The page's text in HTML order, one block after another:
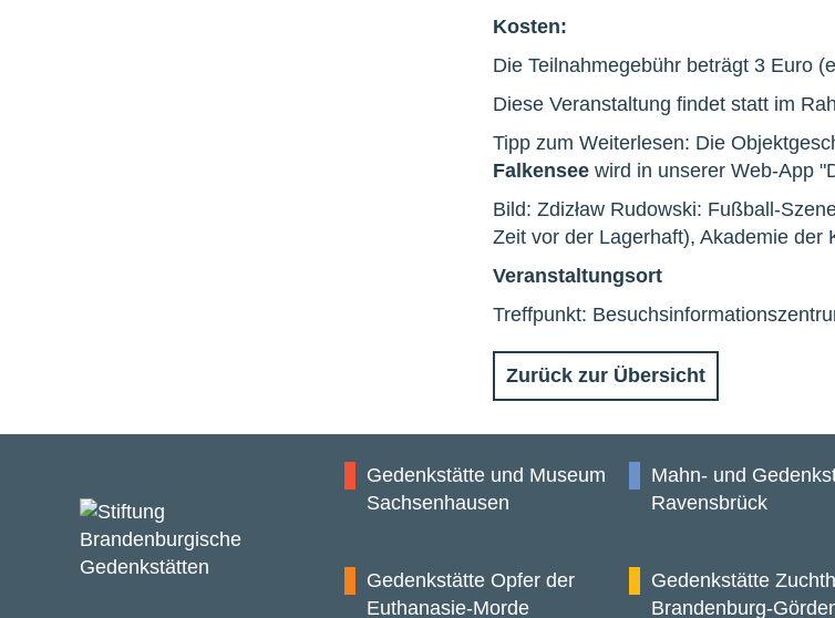
Kosten:
Die Teilnahmegebühr beträgt 3 Euro
Diese Veranstaltung findet statt im
Tipp zum Weiterlesen: Die
Falkenseewird in unserer Web-App
Bild: Zdizław Rudowski: Fußball-
Zeit vor der Lagerhaft), Akademie der
Veranstaltungsort
Treffpunkt:
Zurück zur Übersicht
Gedenkstätte und Museum
Sachsenhausen
Mahn- und
Ravensbrück
Gedenkstätte Opfer der
Euthanasie-Morde
Gedenkstätte
Brandenburg-